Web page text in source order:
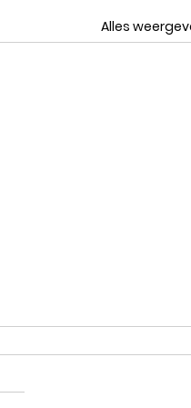
Alles